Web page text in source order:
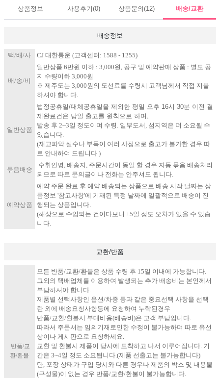
상품정보 사용후기(0) 상품문의(12) 배송/교환
배송정보
택/배/사 C​J 대한통운 (고객센터: 1588 - 1255)
배/송/비
일반상품 6만원 이하 : 3,000원, 공구 및 예약판매 상품 : 별도 공
지 수량이하 3,000원
※ 제주도는 3,000원의 도선료를 수령시 고객님께서 직접 지불
하셔야 합니다.
일반상품
법정공휴일/대체공휴일을 제외한 평일 오후 16시 30분 이전 결
제완료건은 당일 출고를 원칙으로 하며,
발송 후 2~3일 정도이며 수령. 일부도서, 섬지역은 더 소요될 수
있습니다.
(재고파악 실수나 부득이 여러 사정으로 출고가 불가한 경우 따
로 안내하여 드립니다 )
묶음배송
​수취인명, 배송지, 주문시간이 동일 할 경우 자동 묶음 배송처리
되므로 따로 문의글이나 전화는 안주셔도 됩니다.
예약상품
​예​약 주문 완료 후 예약 배송되는 상품으로 배송 시작 날짜는 상
품정보 '참고사항'에 기재된 특정 날짜에 일괄적으로 배송이 진
행되는 상품입니다.
(해상으로 수입되는 건이다보니 ±5일 정도 오차가 있을 수 있습
니다.
교환/반품
반품/교
환/환불
모든 반품/교환/환불은 상품 수령 후 15일 이내에 가능합니다.
그외의 택배업체를 이용하여 발생되는 추가 배송비는 본인께서
부담하셔야 합니다.
제품별 선택사항인 옵션/차종 등과 같은 중요선택 사항을 선택
란 외에 배송요청사항등에 요청하여 누락된경우
반품/교환/환불시 부대비용(배송비)은 고객 부담입니다.
따라서 주문서는 임의기재로인한 수정이 불가능하며 따로 유선
상이나 게시판으로 요청하세요.
교환 및 환불시 제품이 당사에 도착하고 나서 이루어집니다. 기
간은 3~4일 정도 소요됩니다.(제품 선출고는 불가능합니다)
단, 포장 상태가 구입 당시와 다른 경우나 제품의 박스 및 내용물
(구성물)이 없는 경우 반품/교환/환불이 불가능합니다.